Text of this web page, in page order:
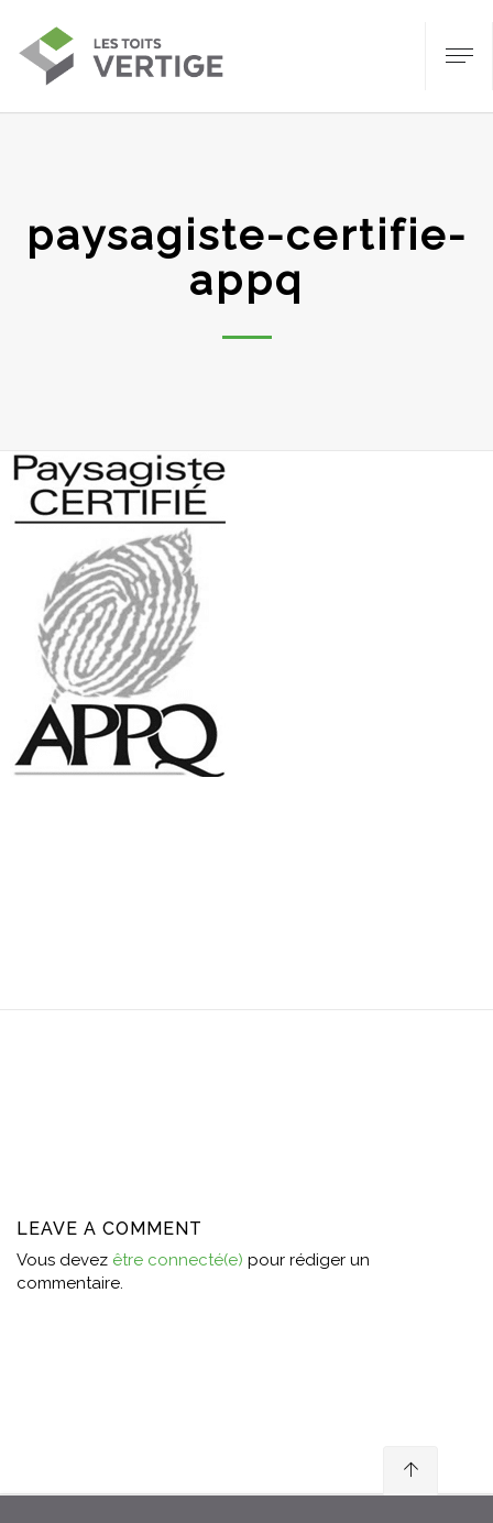
paysagiste-certifie-
appq
LEAVE A COMMENT
Vous devez être connecté(e) pour rédiger un
commentaire.